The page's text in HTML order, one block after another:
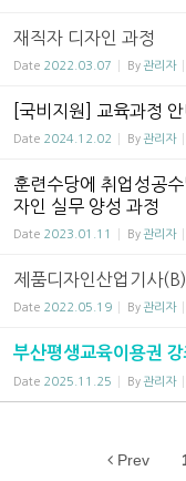
재직자 디자인 과정
Date 2022.03.07 By관리자
[국비지원] 교육과정 안
Date 2024.12.02 By관리자
훈련수당에 취업성공
자인 실무 양성 과정
Date 2023.01.11 By관리자
제품디자인산업기사
Date 2022.05.19 By관리자
부산평생교육이용권 강
Date 2025.11.25 By관리자
Prev